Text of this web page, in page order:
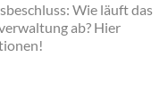
Wie läuft das
ab? Hier